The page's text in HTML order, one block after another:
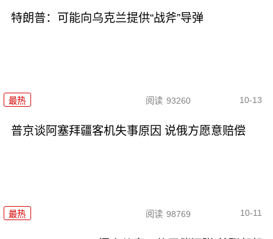
特朗普：可能向乌克兰提供“战斧”导弹
最热 阅读 93260 10-13
普京谈阿塞拜疆客机失事原因 说俄方愿意赔偿
最热 阅读 98769 10-11